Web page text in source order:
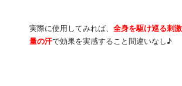
実際に使用してみれば、 全身を駆け巡る刺
量の汗で効果を実感すること間違いなし♪